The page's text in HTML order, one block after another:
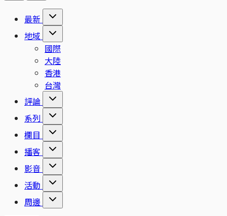
最新
地域
國際
大陸
香港
台灣
評論
系列
欄目
播客
影音
活動
周邊